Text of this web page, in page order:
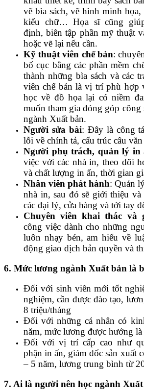
vẽ bìa sách, vẽ hình minh họa,
kiểu chữ… Họa sĩ cũng
định, biên tập phần mỹ thuật
hoặc vẽ lại nếu cần.
Kỹ thuật viên chế bản:
bố cục bằng các phần mềm
thành những bìa sách và các
viên chế bản là vị trí phù hợp
học về đồ họa lại có niềm
muốn tham gia đóng góp công
ngành Xuất bản.
Người sửa bài: Đây là công
lỗi về chính tả, cấu trúc câu
Người phụ trách, quản lý in
việc với các nhà in, theo dõi
và chất lượng in ấn, thời gian
Nhân viên phát hành: Quản
nhà in, sau đó sẽ giới thiệu
các đại lý, cửa hàng và tới tay
Chuyên viên khai thác và
công việc dành cho những
luôn nhạy bén, am hiểu về
động giao dịch bản quyền và
6. Mức lương ngành Xuất bản là
Đối với sinh viên mới tốt
nghiệm, cần được đào tạo,
8 triệu/tháng
Đối với những cá nhân có
năm, mức lương được hưởng
Đối với vị trí cấp cao như
phận in ấn, giám đốc sản xuất
– 5 năm, lương trung bình từ
7. Ai là người nên học ngành